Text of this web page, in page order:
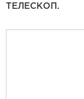
ТЕЛЕСКОП.